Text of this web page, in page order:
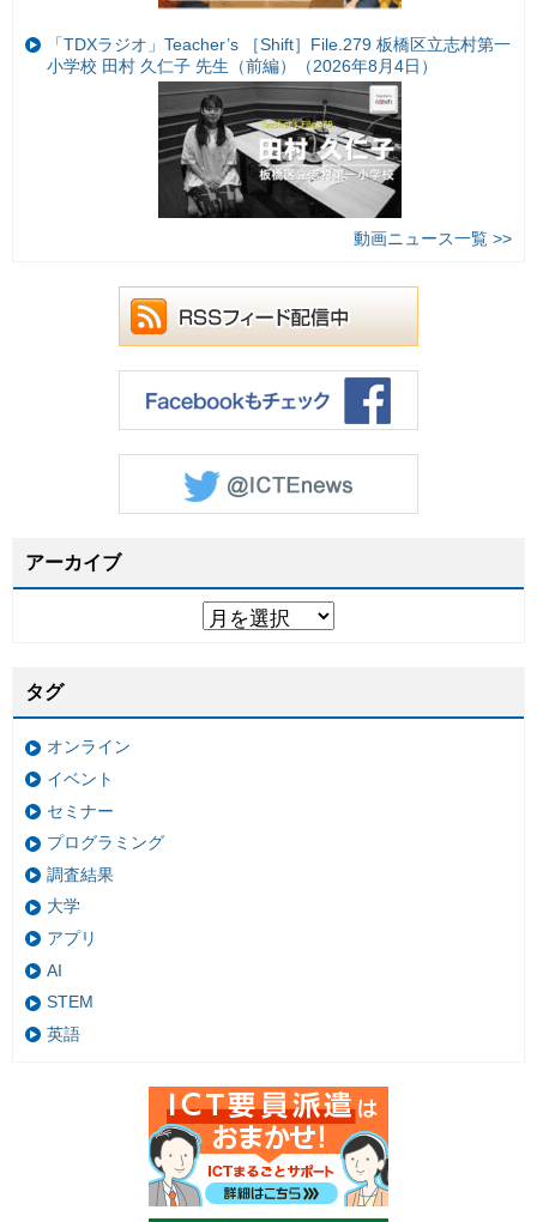
「TDXラジオ」Teacher’s ［Shift］File.279 板橋区立志村第一
小学校 田村 久仁子 先生（前編）（2026年8月4日）
動画ニュース一覧 >>
アーカイブ
タグ
オンライン
イベント
セミナー
プログラミング
調査結果
大学
アプリ
AI
STEM
英語